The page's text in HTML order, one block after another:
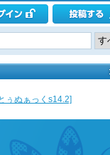
ぅぬぁっくs14.2]